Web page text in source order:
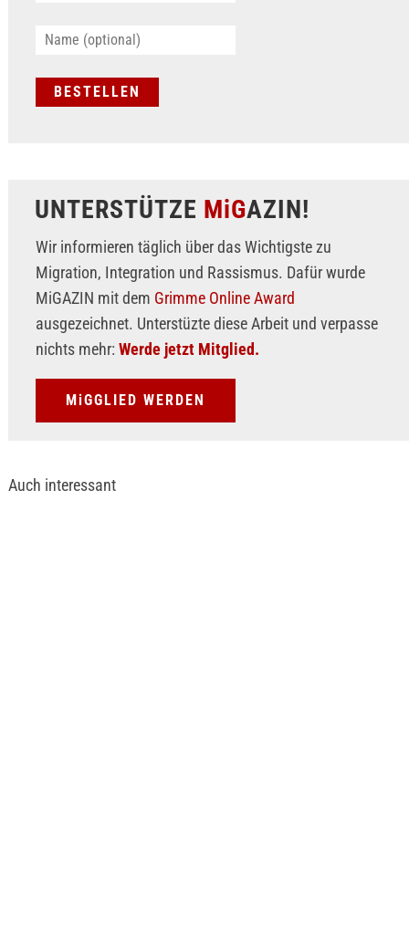
UNTERSTÜTZE MiGAZIN!
Wir informieren täglich über das Wichtigste zu
Migration, Integration und Rassismus. Dafür wurde
MiGAZIN mit dem Grimme Online Award
ausgezeichnet. Unterstüzte diese Arbeit und verpasse
nichts mehr: Werde jetzt Mitglied.
MiGGLIED WERDEN
Auch interessant